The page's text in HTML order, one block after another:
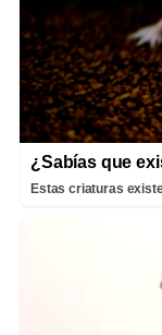
¿Sabías que
Estas criaturas